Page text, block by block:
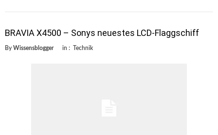
BRAVIA X4500 – Sonys neuestes LCD-Flaggschiff
By Wissensblogger in : Technik